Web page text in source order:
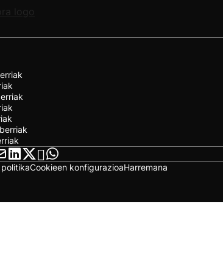
Cookieen konfigurazioaHarremana